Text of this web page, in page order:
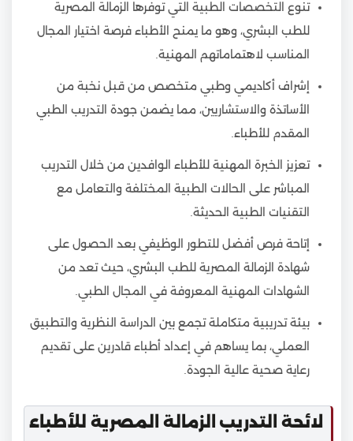
تنوع التخصصات الطبية التي توفرها الزمالة المصرية
للطب البشري، وهو ما يمنح الأطباء فرصة اختيار المجال
المناسب لاهتماماتهم المهنية.
إشراف أكاديمي وطبي متخصص من قبل نخبة من
الأساتذة والاستشاريين، مما يضمن جودة التدريب الطبي
المقدم للأطباء.
تعزيز الخبرة المهنية للأطباء الوافدين من خلال التدريب
المباشر على الحالات الطبية المختلفة والتعامل مع
التقنيات الطبية الحديثة.
إتاحة فرص أفضل للتطور الوظيفي بعد الحصول على
شهادة الزمالة المصرية للطب البشري، حيث تعد من
الشهادات المهنية المعروفة في المجال الطبي.
بيئة تدريبية متكاملة تجمع بين الدراسة النظرية والتطبيق
العملي، بما يساهم في إعداد أطباء قادرين على تقديم
رعاية صحية عالية الجودة.
لائحة التدريب الزمالة المصرية للأطباء